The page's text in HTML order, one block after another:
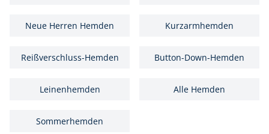
Neue Herren Hemden Kurzarmhemden
Reißverschluss-Hemden Button-Down-Hemden
Leinenhemden Alle Hemden
Sommerhemden